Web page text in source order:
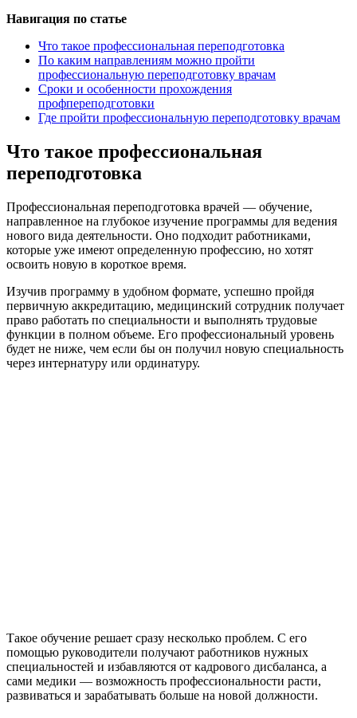
Навигация по статье
Что такое профессиональная переподготовка
По каким направлениям можно пройти
профессиональную переподготовку врачам
Сроки и особенности прохождения
профпереподготовки
Где пройти профессиональную переподготовку врачам
Что такое профессиональная
переподготовка
Профессиональная переподготовка врачей — обучение,
направленное на глубокое изучение программы для ведения
нового вида деятельности. Оно подходит работниками,
которые уже имеют определенную профессию, но хотят
освоить новую в короткое время.
Изучив программу в удобном формате, успешно пройдя
первичную аккредитацию, медицинский сотрудник получает
право работать по специальности и выполнять трудовые
функции в полном объеме. Его профессиональный уровень
будет не ниже, чем если бы он получил новую специальность
через интернатуру или ординатуру.
Такое обучение решает сразу несколько проблем. С его
помощью руководители получают работников нужных
специальностей и избавляются от кадрового дисбаланса, а
сами медики — возможность профессиональности расти,
развиваться и зарабатывать больше на новой должности.